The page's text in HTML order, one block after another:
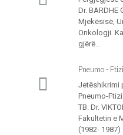
Dr. BARDHE
Mjekësisë,
Onkologji
gjërë...
Pneumo -
Jetëshikrimi
Pneumo-
TB. Dr.
Fakultetin e
(1982-